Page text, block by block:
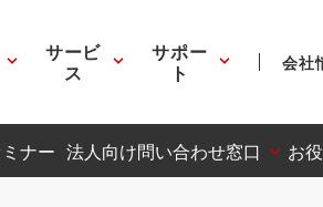
サービ
ス
サポー
ト 会社
ナー 法人向け問い合わせ窓口 お